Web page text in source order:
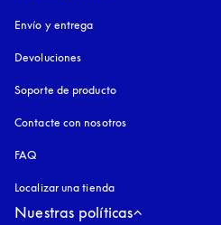
Envío y entrega
Devoluciones
Soporte de producto
Contacte con nosotros
FAQ
Localizar una tienda
Nuestras políticas